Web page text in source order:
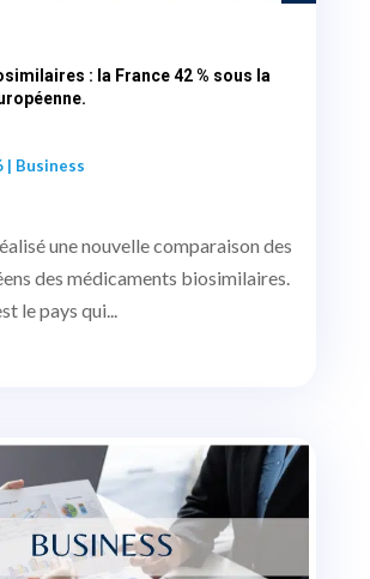
: la France 42 % sous la
| Business
une nouvelle comparaison des
des médicaments biosimilaires.
le pays qui...